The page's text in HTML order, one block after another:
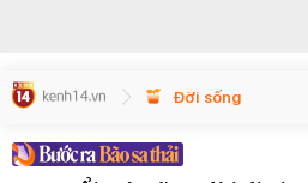
Đời sống